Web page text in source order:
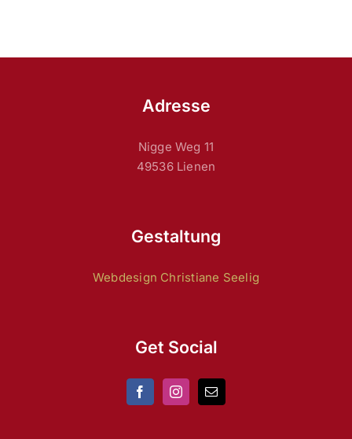
Adresse
Nigge Weg 11
49536 Lienen
Gestaltung
Webdesign Christiane Seelig
Get Social